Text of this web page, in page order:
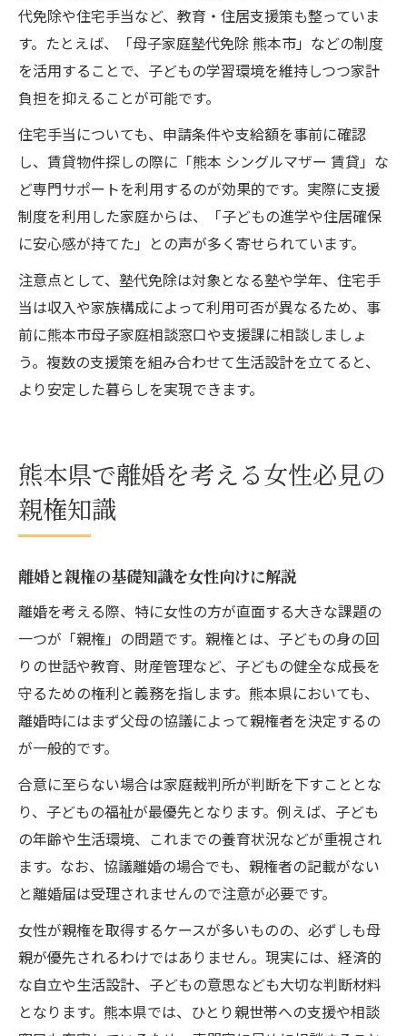
代免除や住宅手当など、教育・住居支援策も整っていま
す。たとえば、「母子家庭塾代免除 熊本市」などの制度
を活用することで、子どもの学習環境を維持しつつ家計
負担を抑えることが可能です。
住宅手当についても、申請条件や支給額を事前に確認
し、賃貸物件探しの際に「熊本 シングルマザー 賃貸」な
ど専門サポートを利用するのが効果的です。実際に支援
制度を利用した家庭からは、「子どもの進学や住居確保
に安心感が持てた」との声が多く寄せられています。
注意点として、塾代免除は対象となる塾や学年、住宅手
当は収入や家族構成によって利用可否が異なるため、事
前に熊本市母子家庭相談窓口や支援課に相談しましょ
う。複数の支援策を組み合わせて生活設計を立てると、
より安定した暮らしを実現できます。
熊本県で離婚を考える女性必見の
親権知識
離婚と親権の基礎知識を女性向けに解説
離婚を考える際、特に女性の方が直面する大きな課題の
一つが「親権」の問題です。親権とは、子どもの身の回
りの世話や教育、財産管理など、子どもの健全な成長を
守るための権利と義務を指します。熊本県においても、
離婚時にはまず父母の協議によって親権者を決定するの
が一般的です。
合意に至らない場合は家庭裁判所が判断を下すこととな
り、子どもの福祉が最優先となります。例えば、子ども
の年齢や生活環境、これまでの養育状況などが重視され
ます。なお、協議離婚の場合でも、親権者の記載がない
と離婚届は受理されませんので注意が必要です。
女性が親権を取得するケースが多いものの、必ずしも母
親が優先されるわけではありません。現実には、経済的
な自立や生活設計、子どもの意思なども大切な判断材料
となります。熊本県では、ひとり親世帯への支援や相談